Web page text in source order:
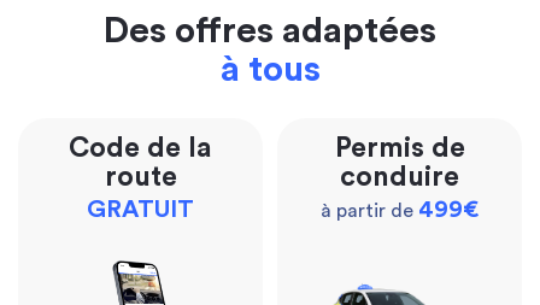
Des offres adaptées
à tous
Code de la
route
GRATUIT
Permis de
conduire
à partir de 499€